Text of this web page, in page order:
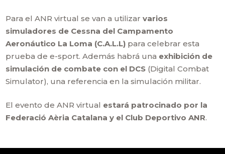
Para el ANR virtual se van a utilizarvarios
simuladores de Cessna del Campamento
Aeronáutico La Loma (C.A.L.L) para celebrar esta
prueba de e-sport. Además habrá una exhibición de
simulación de combate con el DCS (Digital Combat
Simulator), una referencia en la simulación militar.
El evento de ANR virtual estará patrocinado por la
Federació Aèria Catalana y el Club Deportivo ANR.